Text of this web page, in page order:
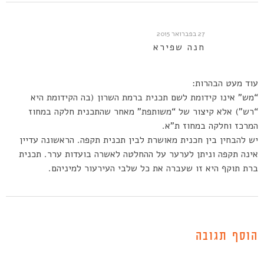
27 בפברואר 2015
חנה שפירא
עוד מעט הבהרות:
“מש” אינו קידומת לשם תכנית ברמת השרון (בה הקידומת היא
“רש”) אלא קיצור של “משותפת” מאחר שהתכנית חלקה במחוז
המרכז וחלקה במחוז ת”א.
יש להבחין בין חכנית מאושרת לבין תכנית תקפה. הראשונה עדיין
אינה תקפה וניתן לערער על ההחלטה לאשרה בועדות ערר. תכנית
ברת תוקף היא זו שעברה את כל שלבי העירעור למיניהם.
הוסף תגובה